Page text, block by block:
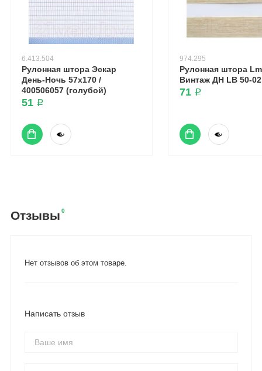
6.413.504
Рулонная штора Эскар
День-Ночь 57x170 /
400506057 (голубой)
51 ₽
974.295
Рулонная штора
Винтаж ДН LB 50-
71 ₽
Отзывы 0
Нет отзывов об этом товаре.
Написать отзыв